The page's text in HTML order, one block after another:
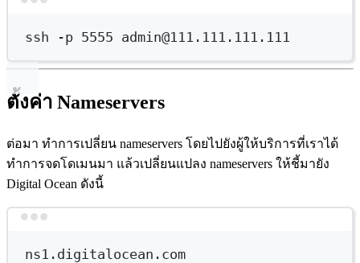
ssh -p 5555 admin@111.111.111.111
ตั้งค่า Nameservers
ต่อมา ทำการเปลี่ยน nameservers โดยไปยังผู้ให้บริการที่เราได้
ทำการจดโดเมนมา แล้วเปลี่ยนแปลง nameservers ให้ชี้มายัง
Digital Ocean ดังนี้
ns1.digitalocean.com